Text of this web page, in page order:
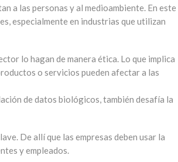
a las personas y al medioambiente. En este
especialmente en industrias que utilizan
lo hagan de manera ética. Lo que implica
o servicios pueden afectar a las
de datos biológicos, también desafía la
De allí que las empresas deben usar la
y empleados.